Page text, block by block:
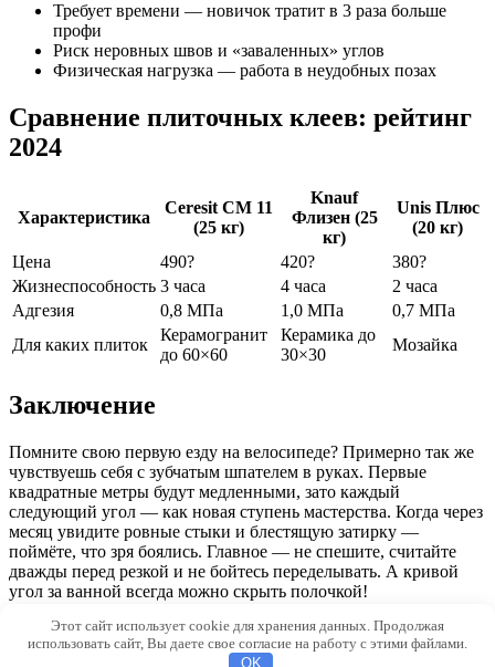
Требует времени — новичок тратит в 3 раза больше
профи
Риск неровных швов и «заваленных» углов
Физическая нагрузка — работа в неудобных позах
Сравнение плиточных клеев: рейтинг
2024
Характеристика
Ceresit CM 11
(25 кг)
Knauf
Флизен (25
кг)
Unis Плюс
(20 кг)
Цена
490? 420?
380?
Жизнеспособность 3 часа 4 часа
2 часа
Адгезия
0,8 МПа 1,0 МПа
0,7 МПа
Для каких плиток
Керамогранит
до 60×60
Керамика до
30×30
Мозайка
Заключение
Помните свою первую езду на велосипеде? Примерно так же
чувствуешь себя с зубчатым шпателем в руках. Первые
квадратные метры будут медленными, зато каждый
следующий угол — как новая ступень мастерства. Когда через
месяц увидите ровные стыки и блестящую затирку —
поймёте, что зря боялись. Главное — не спешите, считайте
дважды перед резкой и не бойтесь переделывать. А кривой
угол за ванной всегда можно скрыть полочкой!
© 2026 Stroite-Sami.ru
Этот сайт использует cookie для хранения данных. Продолжая
использовать сайт, Вы даете свое согласие на работу с этими файлами.
OK